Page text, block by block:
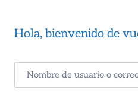
Hola, bienvenido de